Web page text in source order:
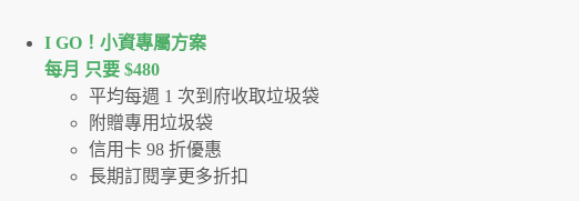
I GO！⼩資專屬⽅案
每月 只要 $480
平均每週 1 次到府收取垃圾袋
附贈專用垃圾袋
信用卡 98 折優惠
長期訂閱享更多折扣